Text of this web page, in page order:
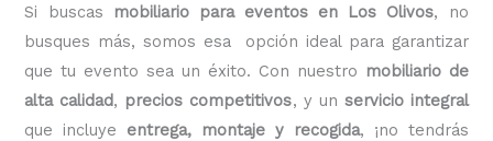
Si buscas mobiliario para eventos en Los Olivos, no
busques más, somos esa opción ideal para garantizar
que tu evento sea un éxito. Con nuestro mobiliario de
alta calidad, precios competitivos, y un servicio integral
que incluye entrega, montaje y recogida, ¡no tendrás